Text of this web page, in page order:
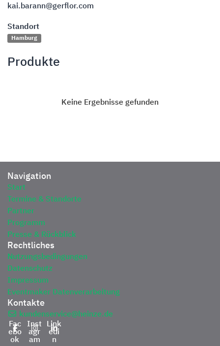
kai.barann@gerflor.com
Standort
Hamburg
Produkte
Keine Ergebnisse gefunden
Navigation
Start
Termine & Standorte
Partner
Programm
Presse & Rückblick
Rechtliches
Nutzungsbedingungen
Datenschutz
Impressum
Eventmaker Datenverarbeitung
Kontakte
kundenservice@heinze.de
Fac
ebo
ok
Inst
agr
am
Link
edi
n